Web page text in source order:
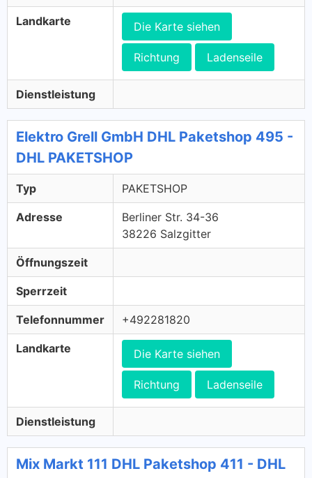
Landkarte Die Karte siehen
Richtung Ladenseile
Dienstleistung
Elektro Grell GmbH DHL Paketshop 495 -
DHL PAKETSHOP
Typ PAKETSHOP
Adresse
Berliner Str. 34-36
38226 Salzgitter
Öffnungszeit
Sperrzeit
Telefonnummer +492281820
Landkarte Die Karte siehen
Richtung Ladenseile
Dienstleistung
Mix Markt 111 DHL Paketshop 411 - DHL